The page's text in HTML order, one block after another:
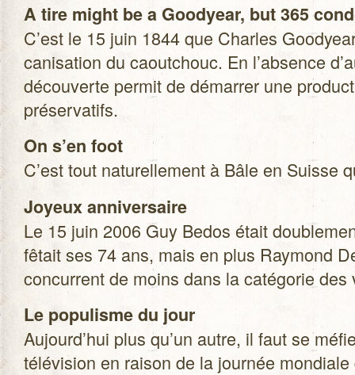
A tire might be a Goo­dyear, but 365
C’est le 15 juin 1844 que Charles
ca­ni­sa­tion du caou­tchouc. En l’absence
décou­verte per­mit de démar­rer une
préservatifs.
On s’en foot
C’est tout natu­rel­le­ment à Bâle en Suisse
Joyeux anni­ver­saire
Le 15 juin 2006 Guy Bedos était
fêtait ses 74 ans, mais en plus Ray­mond
concur­rent de moins dans la caté­go­rie des
Le popu­lisme du jour
Aujourd’hui plus qu’un autre, il faut se
télé­vi­sion en rai­son de la jour­née